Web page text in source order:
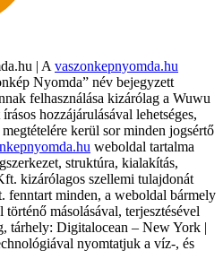
| A vaszonkepnyomda.hu
Nyomda” név bejegyzett
felhasználása kizárólag a Wuwu
hozzájárulásával lehetséges,
kerül sor minden jogsértő
weboldal tartalma
struktúra, kialakítás,
kizárólagos szellemi tulajdonát
minden, a weboldal bármely
másolásával, terjesztésével
tárhely: Digitalocean – New York |
nyomtatjuk a víz-, és